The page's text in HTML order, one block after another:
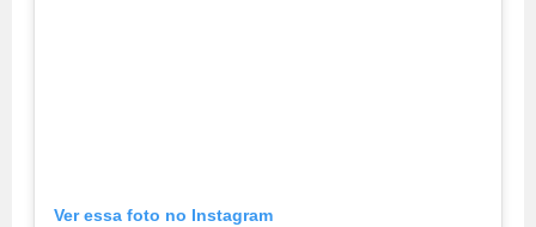
Ver essa foto no Instagram